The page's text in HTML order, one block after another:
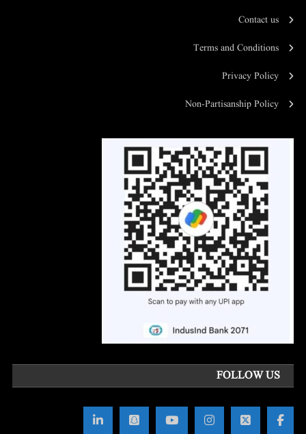
Contact us
Terms and Conditions
Privacy Policy
Non-Partisanship Policy
FOLLOW US